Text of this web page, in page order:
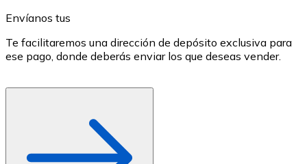
Tienda - Tarjetas regalo
Nuevo
Envíanos tus
Te facilitaremos una dirección de depósito exclusiva para
ese pago, donde deberás enviar los que deseas vender.